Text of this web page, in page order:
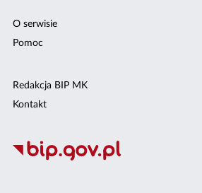
O serwisie
Pomoc
Redakcja BIP MK
Kontakt